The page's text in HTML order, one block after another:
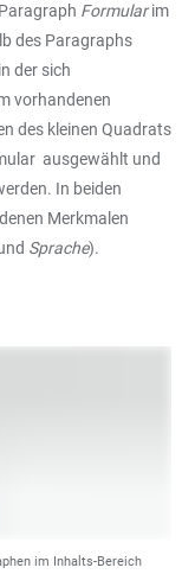
Formularim
des Paragraphs
der sich
vorhandenen
des kleinen Quadrats
ausgewählt und
In beiden
Merkmalen
Sprache).
im Inhalts-Bereich